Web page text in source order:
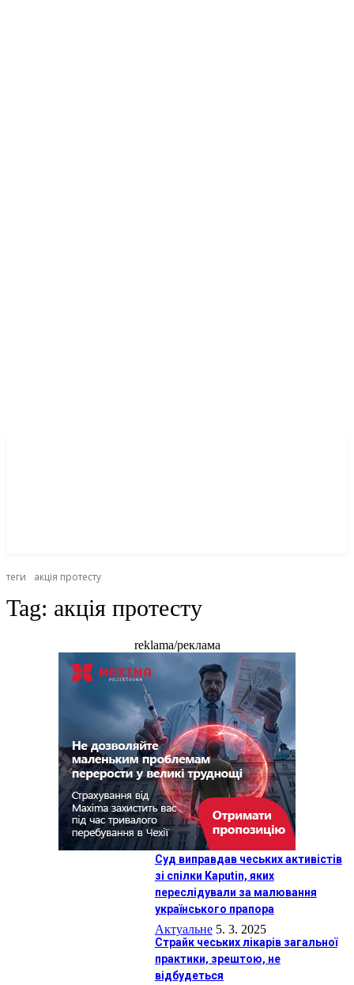
теги акція протесту
Tag: акція протесту
reklama/реклама
Суд виправдав чеських активістів
зі спілки Kaputin, яких
переслідували за малювання
українського прапора
Актуальне 5. 3. 2025
Страйк чеських лікарів загальної
практики, зрештою, не
відбудеться